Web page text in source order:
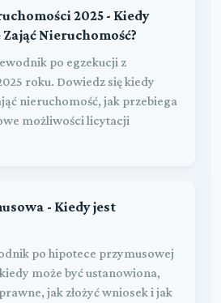
2025 - Kiedy
Nieruchomość?
po egzekucji z
roku. Dowiedz się kiedy
nieruchomość, jak przebiega
możliwości licytacji
- Kiedy jest
po hipotece przymusowej
może być ustanowiona,
jak złożyć wniosek i jak